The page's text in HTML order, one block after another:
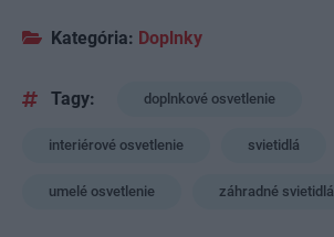
Kategória: Doplnky
Tagy: doplnkové osvetlenie
interiérové osvetlenie svietidlá
umelé osvetlenie záhradné svietidlá